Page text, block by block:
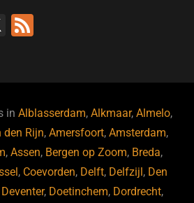
X
inAlblasserdam,Alkmaar,Almelo,
den Rijn,Amersfoort,Amsterdam,
,Assen, Bergen op Zoom, Breda,
, Coevorden, Delft, Delfzijl, Den
Deventer, Doetinchem, Dordrecht,